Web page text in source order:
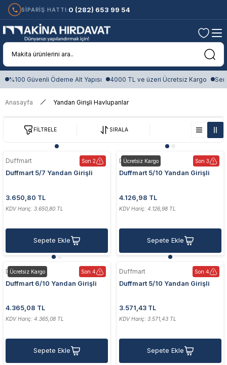
SİPARİŞ HATTI: 0 (282) 653 99 54
%100 Güvenli Ödeme Alt Yapısı 4000 TL ve üzeri Ücretsiz Kargo
Anasayfa Yandan Girişli Havlupanlar
FİLTRELE SIRALA
Son 2
Duffmart
Duffmart 5/7 Yandan Girişli
3.650,80 TL
KDV Hariç: 3.650,80 TL
Sepete Ekle
Ücretsiz Kargo Son 3
Duffmart
Duffmart 5/10 Yandan Girişli
4.126,98 TL
KDV Hariç: 4.126,98 TL
Sepete Ekle
Ücretsiz Kargo Son 4
Duffmart
Duffmart 6/10 Yandan Girişli
4.365,08 TL
KDV Hariç: 4.365,08 TL
Sepete Ekle
Son 4
Duffmart
Duffmart 5/10 Yandan Girişli
3.571,43 TL
KDV Hariç: 3.571,43 TL
Sepete Ekle